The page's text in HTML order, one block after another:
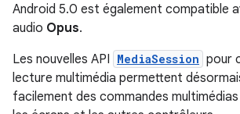
Android 5.0 est également compatible
audio Opus.
Les nouvelles API MediaSession pour
lecture multimédia permettent
facilement des commandes